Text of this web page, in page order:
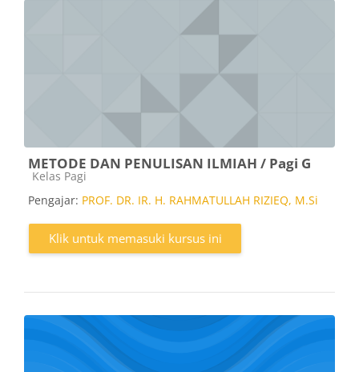
METODE DAN PENULISAN ILMIAH / Pagi G
Kategori kursus
Kelas Pagi
Pengajar: PROF. DR. IR. H. RAHMATULLAH RIZIEQ, M.Si
Klik untuk memasuki kursus ini